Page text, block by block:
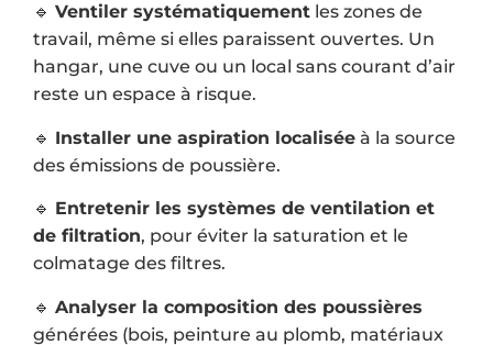
🔹 Ventiler systématiquement les zones de
travail, même si elles paraissent ouvertes. Un
hangar, une cuve ou un local sans courant d’air
reste un espace à risque.
🔹 Installer une aspiration localisée à la source
des émissions de poussière.
🔹 Entretenir les systèmes de ventilation et
de filtration, pour éviter la saturation et le
colmatage des filtres.
🔹 Analyser la composition des poussières
générées (bois, peinture au plomb, matériaux